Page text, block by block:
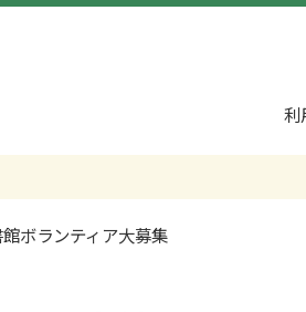
利
ボランティア大募集